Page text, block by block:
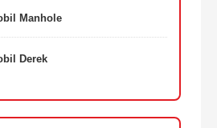
Manhole
Derek